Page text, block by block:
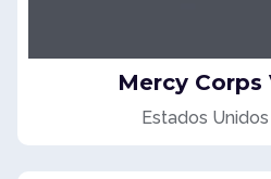
Mercy Corps
Estados